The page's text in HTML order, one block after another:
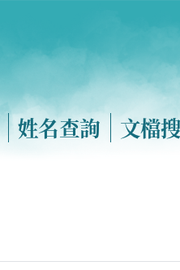
姓名查詢 文檔